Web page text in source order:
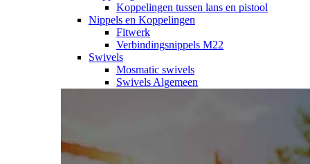
Koppelingen tussen lans en pistool
Nippels en Koppelingen
Fitwerk
Verbindingsnippels M22
Swivels
Mosmatic swivels
Swivels Algemeen